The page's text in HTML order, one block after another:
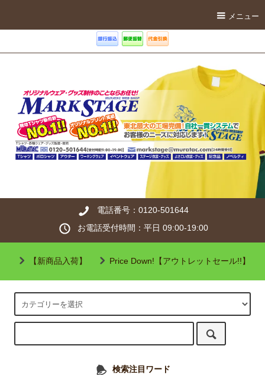
メニュー
電話番号：0120-501644
お電話受付時間：平日 09:00-19:00
【新商品入荷】 Price Down!【アウトレットセール!!】
検索注目ワード